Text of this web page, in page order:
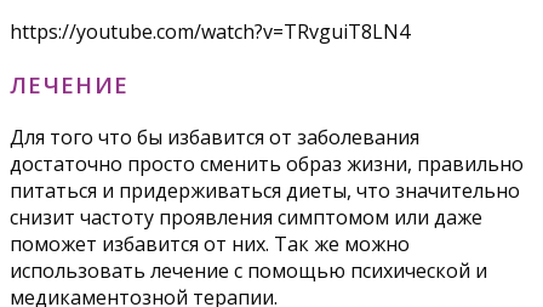
https://youtube.com/watch?v=TRvguiT8LN4
ЛЕЧЕНИЕ
Для того что бы избавится от заболевания
достаточно просто сменить образ жизни, правильно
питаться и придерживаться диеты, что значительно
снизит частоту проявления симптомом или даже
поможет избавится от них. Так же можно
использовать лечение с помощью психической и
медикаментозной терапии.